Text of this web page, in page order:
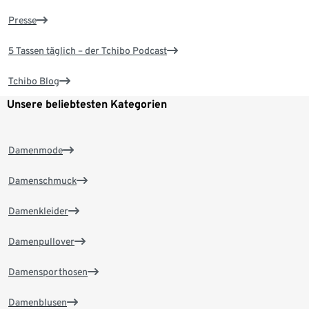
Presse
5 Tassen täglich – der Tchibo Podcast
Tchibo Blog
Unsere beliebtesten Kategorien
Damenmode
Damenschmuck
Damenkleider
Damenpullover
Damensporthosen
Damenblusen